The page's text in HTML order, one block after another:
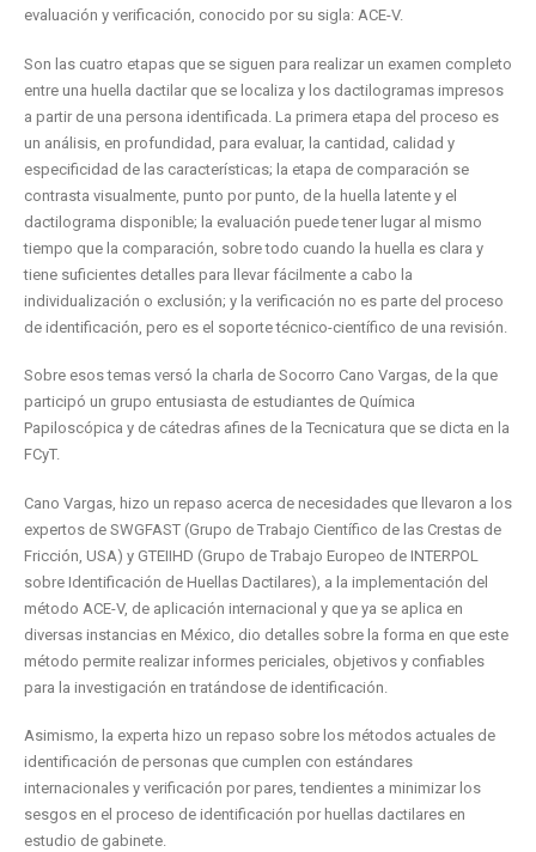
evaluación y verificación, conocido por su sigla: ACE-V.
Son las cuatro etapas que se siguen para realizar un examen completo
entre una huella dactilar que se localiza y los dactilogramas impresos
a partir de una persona identificada. ​​La primera etapa del proceso es
un análisis, en profundidad, para evaluar, la cantidad, calidad y
especificidad de las características; la etapa de comparación se
contrasta visualmente, punto por punto, de la huella latente y el
dactilograma disponible; ​​la evaluación puede tener lugar al mismo
tiempo que la comparación, sobre todo cuando la huella es clara y
tiene suficientes detalles para llevar fácilmente a cabo la
individualización o exclusión; y la verificación no es parte del proceso
de identificación, pero es el soporte técnico-científico de una revisión.
Sobre esos temas versó la charla de Socorro Cano Vargas, de la que
participó un grupo entusiasta de estudiantes de Química
Papiloscópica y de cátedras afines de la Tecnicatura que se dicta en la
FCyT.
Cano Vargas, hizo un repaso acerca de necesidades que llevaron a los
expertos de SWGFAST (Grupo de Trabajo Científico de las Crestas de
Fricción, USA) y GTEIIHD (Grupo de Trabajo Europeo de INTERPOL
sobre Identificación de Huellas Dactilares), a la implementación del
método ACE-V, de aplicación internacional y que ya se aplica en
diversas instancias en México, dio detalles sobre la forma en que este
método permite realizar informes periciales, objetivos y confiables
para la investigación en tratándose de identificación.
Asimismo, la experta hizo un repaso sobre los métodos actuales de
identificación de personas que cumplen con estándares
internacionales y verificación por pares, tendientes a minimizar los
sesgos en el proceso de identificación por huellas dactilares en
estudio de gabinete.